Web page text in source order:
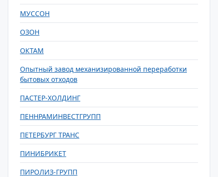
МУССОН
ОЗОН
ОКТАМ
Опытный завод механизированной переработки
бытовых отходов
ПАСТЕР-ХОЛДИНГ
ПЕННРАМИНВЕСТГРУПП
ПЕТЕРБУРГ ТРАНС
ПИНИБРИКЕТ
ПИРОЛИЗ-ГРУПП